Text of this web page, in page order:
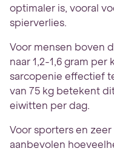
optimaler is, vooral
spierverlies.
Voor mensen boven
naar 1,2-1,6 gram
sarcopenie effectief
van 75 kg betekent
eiwitten per dag.
Voor sporters en
aanbevolen